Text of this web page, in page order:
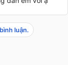
luận.